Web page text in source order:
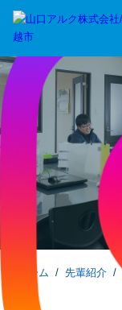
ホーム / 先輩紹介 /